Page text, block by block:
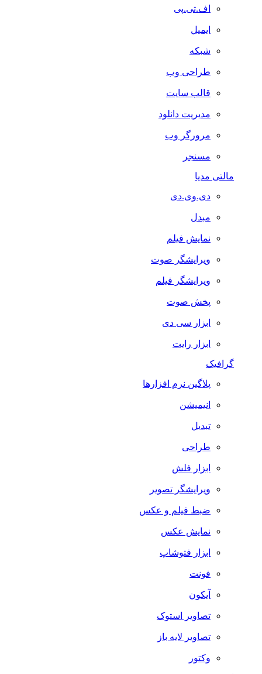
اف.تی.پی
ایمیل
شبکه
طراحی وب
قالب سایت
مدیریت دانلود
مرورگر وب
مسنجر
مالتی مدیا
دی.وی.دی
مبدل
نمایش فیلم
ویرایشگر صوت
ویرایشگر فیلم
پخش صوت
ابزار سی دی
ابزار رایت
گرافیک
پلاگین نرم افزارها
انیمیشن
تبدیل
طراحی
ابزار فلش
ویرایشگر تصویر
ضبط فيلم و عكس
نمایش عکس
ابزار فتوشاپ
فونت
آیکون
تصاویر استوک
تصاویر لایه باز
وکتور